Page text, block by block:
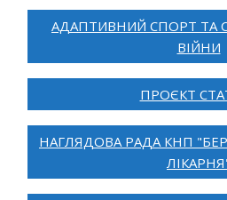
АДАПТИВНИЙ СПОРТ ТА
ВІЙНИ
ПРОЄКТ
НАГЛЯДОВА РАДА КНП